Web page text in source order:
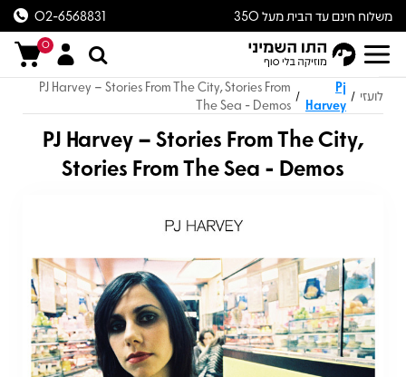
משלוח חינם עד הבית מעל 350
ש״ח
02-6568831
0
לועזי /
Pj
Harvey
/
PJ Harvey – Stories From The City, Stories From
The Sea - Demos
PJ Harvey – Stories From The City,
Stories From The Sea - Demos